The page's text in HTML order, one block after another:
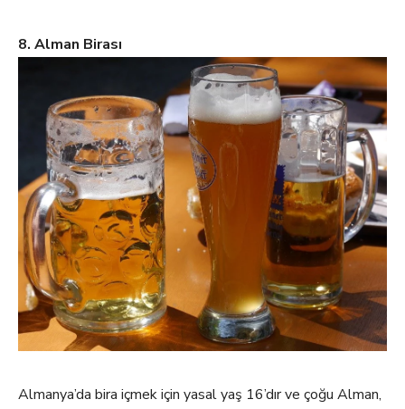
8. Alman Birası
Almanya’da bira içmek için yasal yaş 16’dır ve çoğu Alman,